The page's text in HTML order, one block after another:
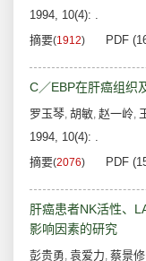
1994, 10(4): .
摘要(1912) PDF
C／EBP在肝癌组织
罗玉琴, 胡敏, 赵一岭,
1994, 10(4): .
摘要(2076) PDF
肝癌患者NK活性、
影响因素的研究
彭贵勇, 袁爱力, 蔡景修